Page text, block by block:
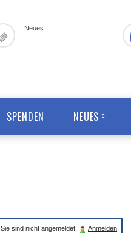
Neues
SPENDEN NEUES
Sie sind nicht angemeldet. Anmelden